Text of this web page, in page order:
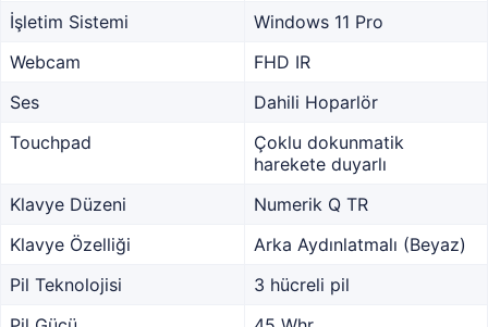
İşletim Sistemi
Windows 11 Pro
Webcam
FHD IR
Ses
Dahili Hoparlör
Touchpad
Çoklu dokunmatik
harekete duyarlı
Klavye Düzeni
Numerik Q TR
Klavye Özelliği
Arka Aydınlatmalı (Beyaz)
Pil Teknolojisi
3 hücreli pil